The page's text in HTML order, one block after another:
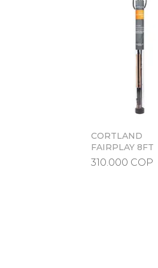
Vista rápida
CORTLAND
FAIRPLAY 8FT
Precio
310.000 COP